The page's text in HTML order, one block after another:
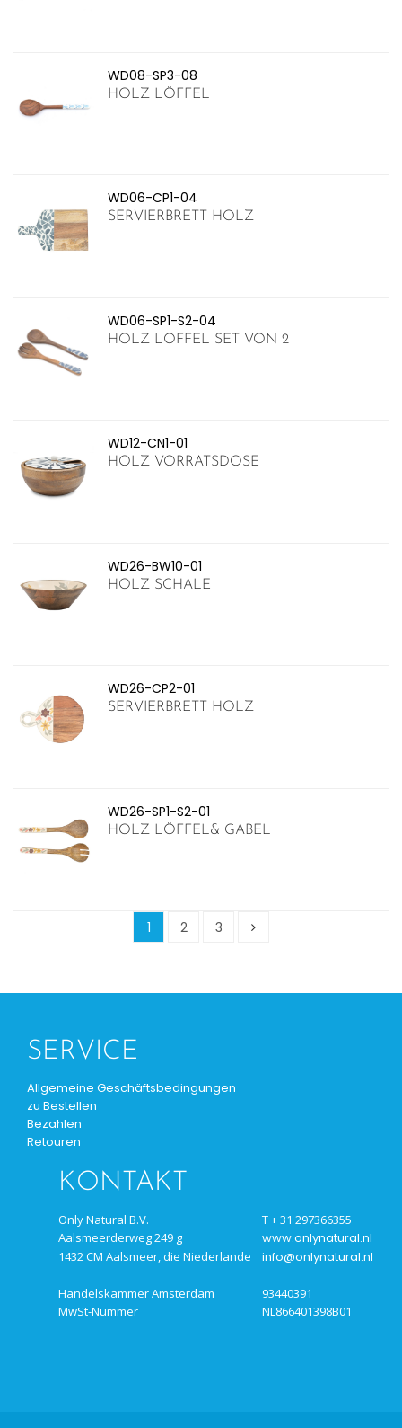
WD08-SP3-08
HOLZ LÖFFEL
WD06-CP1-04
SERVIERBRETT HOLZ
WD06-SP1-S2-04
HOLZ LOFFEL SET VON 2
WD12-CN1-01
HOLZ VORRATSDOSE
WD26-BW10-01
HOLZ SCHALE
WD26-CP2-01
SERVIERBRETT HOLZ
WD26-SP1-S2-01
HOLZ LÖFFEL& GABEL
1 2 3
SERVICE
Allgemeine Geschäftsbedingungen
zu Bestellen
Bezahlen
Retouren
KONTAKT
Only Natural B.V.
T + 31 297366355
Aalsmeerderweg 249 g
www.onlynatural.nl
1432 CM Aalsmeer, die Niederlande info@onlynatural.nl
Handelskammer Amsterdam
93440391
MwSt-Nummer
NL866401398B01